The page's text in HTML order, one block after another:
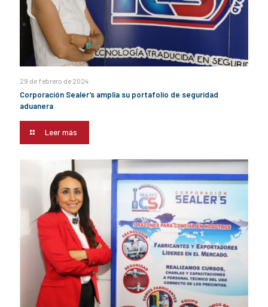
29 de febrero de 2024
Corporación Sealer’s amplía su portafolio de seguridad
aduanera
Leer más